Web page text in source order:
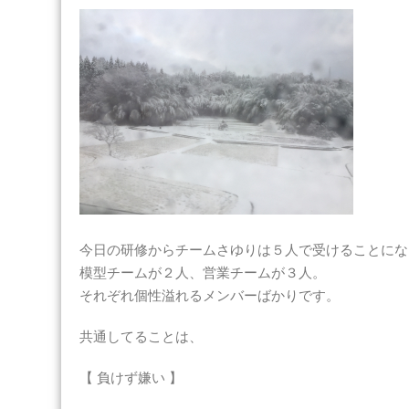
今日の研修からチームさゆりは５人で受けることに
模型チームが２人、営業チームが３人。
それぞれ個性溢れるメンバーばかりです。
共通してることは、
【 負けず嫌い 】